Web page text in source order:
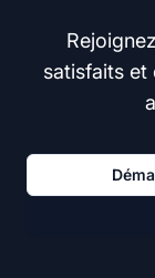
satisfaits et